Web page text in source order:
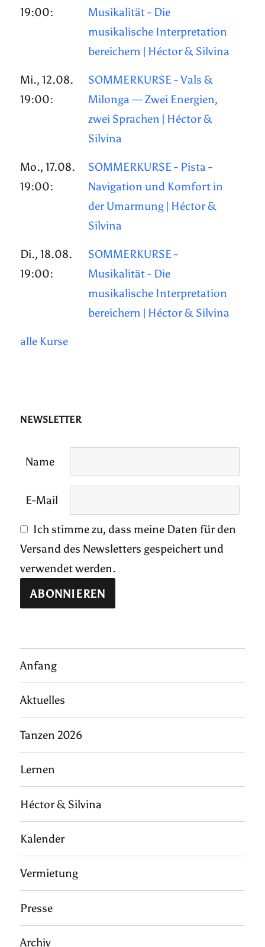
19:00:
Musikalität - Die
musikalische Interpretation
bereichern | Héctor & Silvina
Mi., 12.08.
19:00:
SOMMERKURSE - Vals &
Milonga — Zwei Energien,
zwei Sprachen | Héctor &
Silvina
Mo., 17.08.
19:00:
SOMMERKURSE - Pista -
Navigation und Komfort in
der Umarmung | Héctor &
Silvina
Di., 18.08.
19:00:
SOMMERKURSE -
Musikalität - Die
musikalische Interpretation
bereichern | Héctor & Silvina
alle Kurse
NEWSLETTER
Name
E-Mail
Ich stimme zu, dass meine Daten für den
Versand des Newsletters gespeichert und
verwendet werden.
Anfang
Aktuelles
Tanzen 2026
Lernen
Héctor & Silvina
Kalender
Vermietung
Presse
Archiv